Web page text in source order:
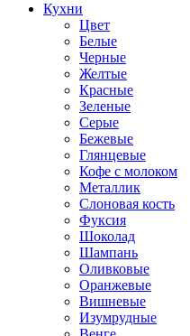
Кухни
Цвет
Белые
Черные
Желтые
Красные
Зеленые
Серые
Бежевые
Глянцевые
Кофе с молоком
Металлик
Слоновая кость
Фуксия
Шоколад
Шампань
Оливковые
Оранжевые
Вишневые
Изумрудные